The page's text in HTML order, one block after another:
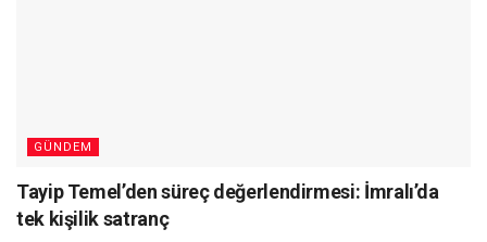
GÜNDEM
Tayip Temel’den süreç değerlendirmesi: İmralı’da
tek kişilik satranç